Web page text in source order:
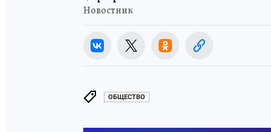
Новостник
ОБЩЕСТВО